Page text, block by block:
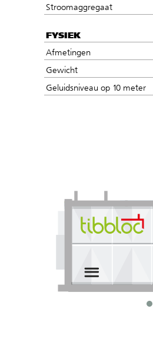
Stroomaggregaat
FYSIEK
Afmetingen
Gewicht
Geluidsniveau op 10 meter